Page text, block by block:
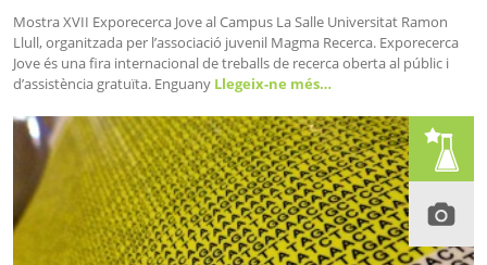
Mostra XVII Exporecerca Jove al Campus La Salle Universitat Ramon
Llull, organitzada per l’associació juvenil Magma Recerca. Exporecerca
Jove és una fira internacional de treballs de recerca oberta al públic i
d’assistència gratuïta. Enguany Llegeix-ne més…